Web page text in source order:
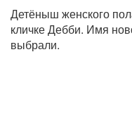
Детёныш женского
кличке Дебби. Имя
выбрали.